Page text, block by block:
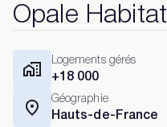
Opale Habitat
Logements gérés
+18 000
Géographie
Hauts-de-France